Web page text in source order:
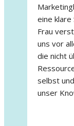
eine klare
Frau
uns vor
die nicht
selbst
unser